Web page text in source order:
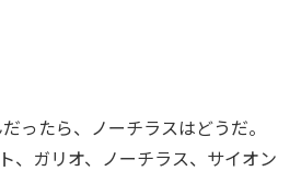
ったら、ノーチラスはどうだ。
、ガリオ、ノーチラス、サイオン